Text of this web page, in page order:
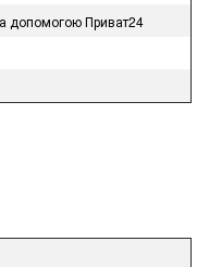
допомогою Приват24